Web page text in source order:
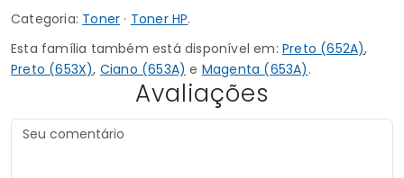
Categoria: Toner · Toner HP.
Esta família também está disponível em: Preto (652A),
Preto (653X), Ciano (653A) e Magenta (653A) .
Avaliações